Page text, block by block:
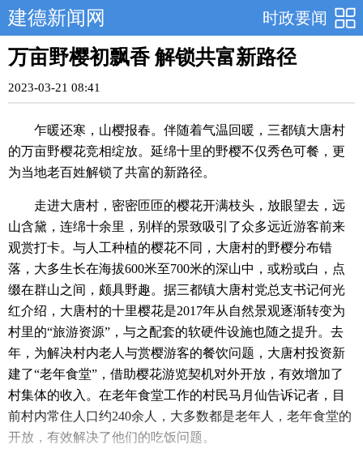
时政要闻
建德新闻网
万亩野樱初飘香 解锁共富新路径
2023-03-21 08:41
乍暖还寒，山樱报春。伴随着气温回暖，三都镇大唐村
的万亩野樱花竞相绽放。延绵十里的野樱不仅秀色可餐，更
为当地老百姓解锁了共富的新路径。
走进大唐村，密密匝匝的樱花开满枝头，放眼望去，远
山含黛，连绵十余里，别样的景致吸引了众多远近游客前来
观赏打卡。与人工种植的樱花不同，大唐村的野樱分布错
落，大多生长在海拔600米至700米的深山中，或粉或白，点
缀在群山之间，颇具野趣。据三都镇大唐村党总支书记何光
红介绍，大唐村的十里樱花是2017年从自然景观逐渐转变为
村里的“旅游资源”，与之配套的软硬件设施也随之提升。去
年，为解决村内老人与赏樱游客的餐饮问题，大唐村投资新
建了“老年食堂”，借助樱花游览契机对外开放，有效增加了
村集体的收入。在老年食堂工作的村民马月仙告诉记者，目
前村内常住人口约240余人，大多数都是老年人，老年食堂的
开放，有效解决了他们的吃饭问题。